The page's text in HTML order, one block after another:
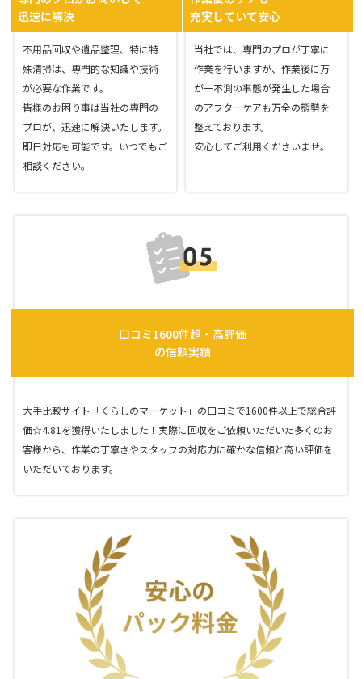
迅速に解決
不用品回収や遺品整理、特に特
殊清掃は、専門的な知識や技術
が必要な作業です。
皆様のお困り事は当社の専門の
プロが、迅速に解決いたします。
即日対応も可能です。いつでもご
相談ください。
充実していて安心
当社では、専門のプロが丁寧に
作業を行いますが、作業後に万
が一不測の事態が発生した場合
のアフターケアも万全の態勢を
整えております。
安心してご利用くださいませ。
口コミ1600件超・高評価
の信頼実績
大手比較サイト「くらしのマーケット」の口コミで1600件以上で総合評
価☆4.81を獲得いたしました！実際に回収をご依頼いただいた多くのお
客様から、作業の丁寧さやスタッフの対応力に確かな信頼と高い評価を
いただいております。